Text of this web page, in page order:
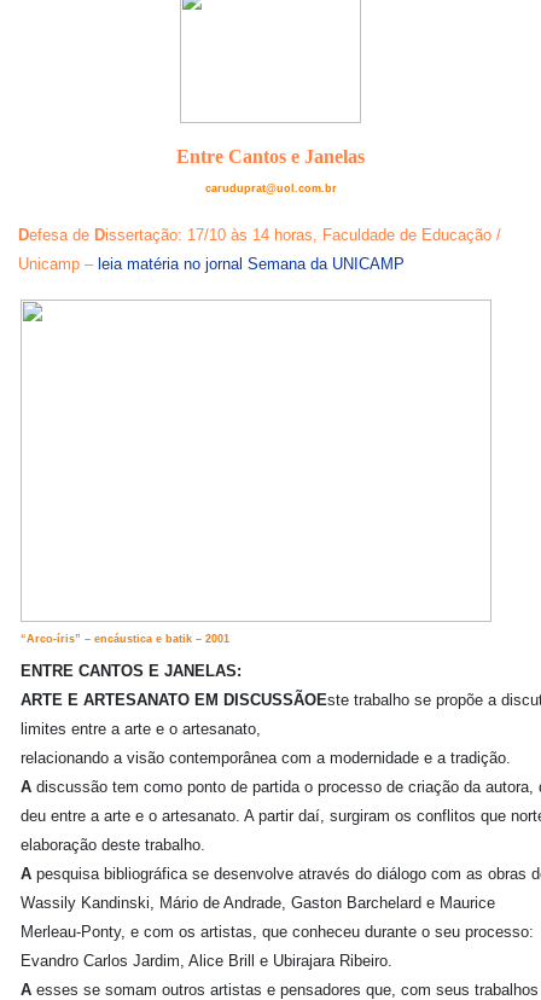
Entre Cantos e Janelas
caruduprat@uol.com.br
Defesa de Dissertação: 17/10 às 14 horas, Faculdade de Educação /
Unicamp – leia matéria no jornal Semana da UNICAMP
“Arco-íris” – encáustica e batik – 2001
ENTRE CANTOS E JANELAS:
ARTE E ARTESANATO EM DISCUSSÃOEste trabalho se propõe a
limites entre a arte e o artesanato,
relacionando a visão contemporânea com a modernidade e a tradição.
A discussão tem como ponto de partida o processo de criação da autora,
deu entre a arte e o artesanato. A partir daí, surgiram os conflitos que
elaboração deste trabalho.
A pesquisa bibliográfica se desenvolve através do diálogo com as obras
Wassily Kandinski, Mário de Andrade, Gaston Barchelard e Maurice
Merleau-Ponty, e com os artistas, que conheceu durante o seu processo:
Evandro Carlos Jardim, Alice Brill e Ubirajara Ribeiro.
A esses se somam outros artistas e pensadores que, com seus trabalhos